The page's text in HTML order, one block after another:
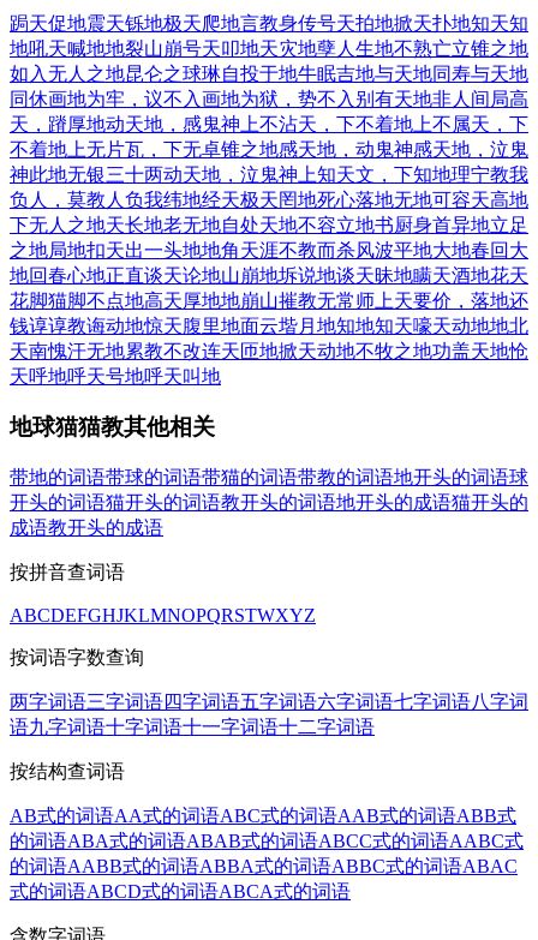
跼天促地震天铄地极天爬地言教身传号天拍地掀天扑地知天知
地吼天喊地地裂山崩号天叩地天灾地孽人生地不熟亡立锥之地
如入无人之地昆仑之球琳自投于地牛眠吉地与天地同寿与天地
同休画地为牢，议不入画地为狱，势不入 别有天地非人间 局高
天，蹐厚地动天地，感鬼神 上不沾天，下不着地 上不属天，下
不着地 上无片瓦，下无卓锥之地感天地，动鬼神感天地，泣鬼
神此地无银三十两动天地，泣鬼神 上知天文，下知地理宁教我
负人，莫教人负我纬地经天极天罔地死心落地无地可容天高地
下无人之地天长地老无地自处天地不容立地书厨身首异地立足
之地局地扣天出一头地地角天涯不教而杀风波平地大地春回 大
地回春心地正直谈天论地山崩地坼说地谈天昧地瞒天酒地花天
花脚猫脚不点地高天厚地地崩山摧教无常师 上天要价，落地还
钱谆谆教诲动地惊天腹里地面云堦月地知地知天嚎天动地地北
天南愧汗无地累教不改连天匝地掀天动地不牧之地功盖天地怆
天呼地呼天号地呼天叫地
地球猫猫教其他相关
带地的词语带球的词语带猫的词语带教的词语地开头的词语球
开头的词语猫开头的词语教开头的词语地开头的成语猫开头的
成语教开头的成语
按拼音查词语
ABCDEFGHJKLMNOPQRSTWXYZ
按词语字数查询
两字词语三字词语四字词语五字词语六字词语七字词语八字词
语九字词语十字词语十一字词语十二字词语
按结构查词语
AB式的词语AA式的词语ABC式的词语AAB式的词语ABB式
的词语ABA式的词语ABAB式的词语ABCC式的词语AABC式
的词语AABB式的词语ABBA式的词语ABBC式的词语ABAC
式的词语ABCD式的词语ABCA式的词语